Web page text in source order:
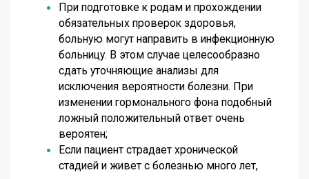
При подготовке к родам и прохождении
обязательных проверок здоровья,
больную могут направить в инфекционную
больницу. В этом случае целесообразно
сдать уточняющие анализы для
исключения вероятности болезни. При
изменении гормонального фона подобный
ложный положительный ответ очень
вероятен;
Если пациент страдает хронической
стадией и живет с болезнью много лет,